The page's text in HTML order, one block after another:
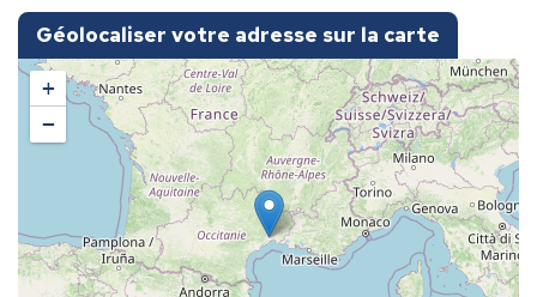
Géolocaliser votre adresse sur la carte
+
−